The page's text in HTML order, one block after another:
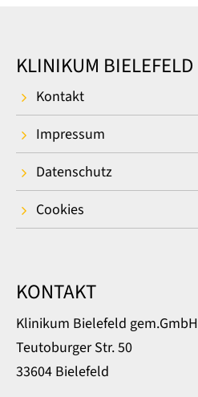
KLINIKUM BIELEFELD
Kontakt
Impressum
Datenschutz
Cookies
KONTAKT
Klinikum Bielefeld gem.GmbH
Teutoburger Str. 50
33604 Bielefeld